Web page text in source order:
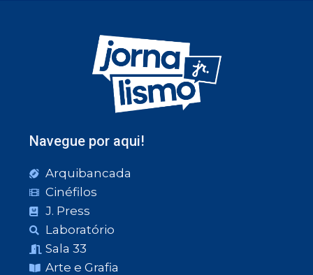
Navegue por aqui!
Arquibancada
Cinéfilos
J. Press
Laboratório
Sala 33
Arte e Grafia